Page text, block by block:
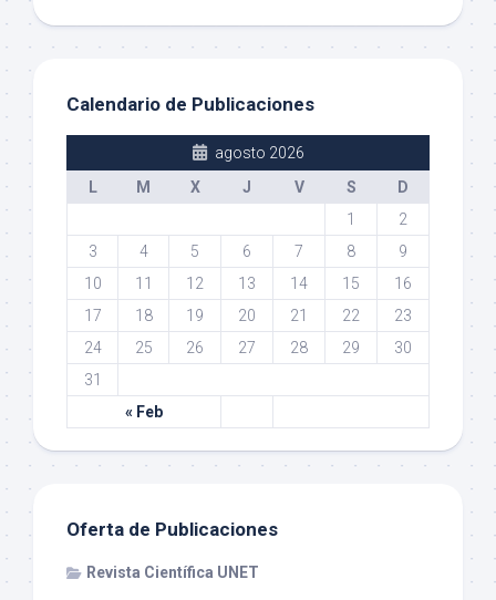
Calendario de Publicaciones
agosto 2026
L
M X J V S D
« Feb
1
2
3
4 5 6 7 8
9
10
11 12 13 14 15
16
17
18 19 20 21 22
23
24
25 26 27 28 29
30
31
Oferta de Publicaciones
Revista Científica UNET